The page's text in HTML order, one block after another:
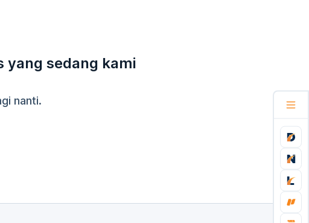
yang sedang kami
nanti.